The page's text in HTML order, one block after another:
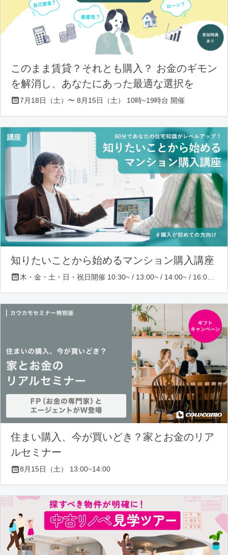
このまま賃貸？それとも購入？ お金のギモン
を解消し、あなたにあった最適な選択を
7月18日（土）〜 8月15日（土） 10時~19時台 開催
知りたいことから始めるマンション購入講座
住まい購入、今が買いどき？家とお金のリア
ルセミナー
8月15日（土） 13:00~14:00